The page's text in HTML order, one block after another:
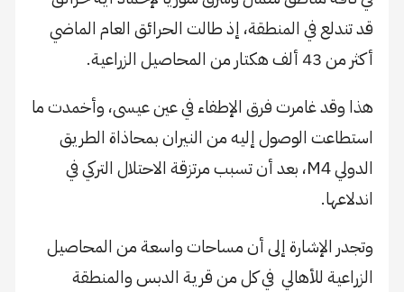
قد تندلع في المنطقة، إذ طالت الحرائق العام الماضي
أكثر من 43 ألف هكتار من المحاصيل الزراعية.
هذا وقد غامرت فرق الإطفاء في عين عيسى، وأخمدت ما
استطاعت الوصول إليه من النيران بمحاذاة الطريق
الدولي M4، بعد أن تسبب مرتزقة الاحتلال التركي في
اندلاعها.
وتجدر الإشارة إلى أن مساحات واسعة من المحاصيل
الزراعية للأهالي في كل من قرية الدبس والمنطقة